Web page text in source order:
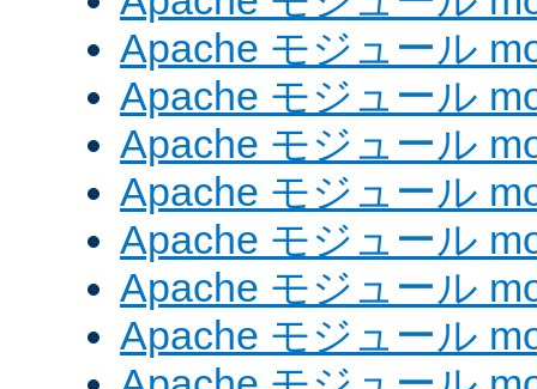
Apache モジュール
Apache モジュール
Apache モジュール
Apache モジュール
Apache モジュール
Apache モジュール
Apache モジュール